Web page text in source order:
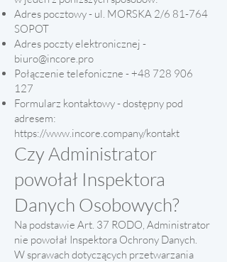
Adres pocztowy - ul. MORSKA 2/6 81-764
SOPOT
Adres poczty elektronicznej -
biuro@incore.pro
Połączenie telefoniczne -+48 728 906
127
Formularz kontaktowy - dostępny pod
adresem:
https://www.incore.company/kontakt
Czy Administrator
powołał Inspektora
Danych Osobowych?
Na podstawie Art. 37 RODO, Administrator
nie powołał Inspektora Ochrony Danych.
W sprawach dotyczących przetwarzania